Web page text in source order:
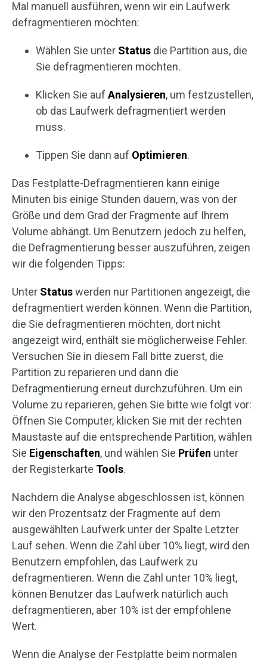
Mal manuell ausführen, wenn wir ein Laufwerk
defragmentieren möchten:
Wählen Sie unter Status die Partition aus, die
Sie defragmentieren möchten.
Klicken Sie auf Analysieren, um festzustellen,
ob das Laufwerk defragmentiert werden
muss.
Tippen Sie dann auf Optimieren.
Das Festplatte-Defragmentieren kann einige
Minuten bis einige Stunden dauern, was von der
Größe und dem Grad der Fragmente auf Ihrem
Volume abhängt. Um Benutzern jedoch zu helfen,
die Defragmentierung besser auszuführen, zeigen
wir die folgenden Tipps:
Unter Statuswerden nur Partitionen angezeigt, die
defragmentiert werden können. Wenn die Partition,
die Sie defragmentieren möchten, dort nicht
angezeigt wird, enthält sie möglicherweise Fehler.
Versuchen Sie in diesem Fall bitte zuerst, die
Partition zu reparieren und dann die
Defragmentierung erneut durchzuführen. Um ein
Volume zu reparieren, gehen Sie bitte wie folgt vor:
Öffnen Sie Computer, klicken Sie mit der rechten
Maustaste auf die entsprechende Partition, wählen
Sie Eigenschaften, und wählen Sie Prüfen unter
der Registerkarte Tools.
Nachdem die Analyse abgeschlossen ist, können
wir den Prozentsatz der Fragmente auf dem
ausgewählten Laufwerk unter der Spalte Letzter
Lauf sehen. Wenn die Zahl über 10% liegt, wird den
Benutzern empfohlen, das Laufwerk zu
defragmentieren. Wenn die Zahl unter 10% liegt,
können Benutzer das Laufwerk natürlich auch
defragmentieren, aber 10% ist der empfohlene
Wert.
Wenn die Analyse der Festplatte beim normalen